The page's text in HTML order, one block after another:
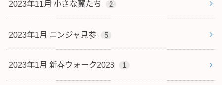
2023年11月 小さな翼たち 2
2023年1月 ニンジャ見参 5
2023年1月 新春ウォーク2023 1